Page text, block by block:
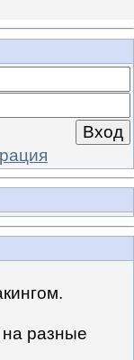
на разные